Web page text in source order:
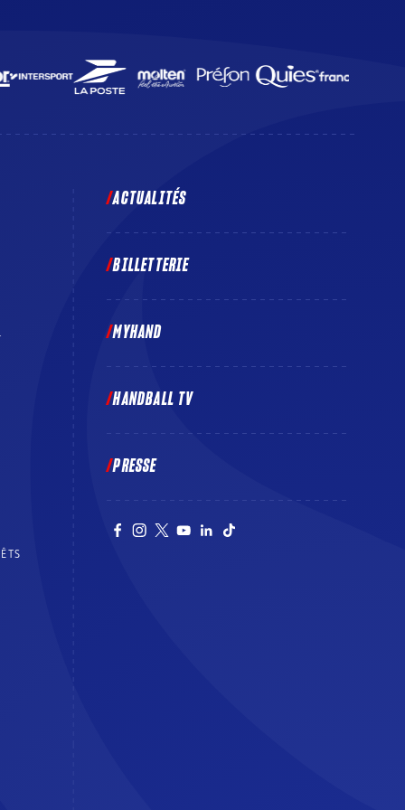
ACTUALITÉS
BILLETTERIE
MYHAND
HANDBALL TV
PRESSE